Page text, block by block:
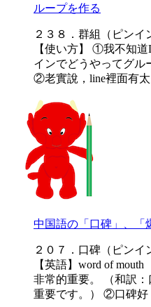
ループを作る
２３８．群組（ピンイ
【使い方】 ①我不知
インでどうやってグル
②老實說，line裡面有
中国語の「口碑」、「
２０７．口碑（ピンイ
【英語】word of
非常的重要。 （和訳
重要です。） ②口碑